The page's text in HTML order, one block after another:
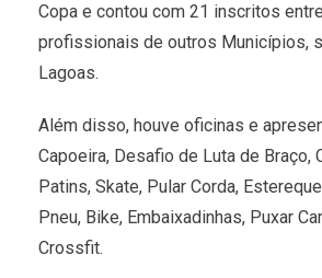
Copa e contou com 21 inscritos
profissionais de outros Municípios,
Lagoas.
Além disso, houve oficinas e
Capoeira, Desafio de Luta de Braço,
Patins, Skate, Pular Corda,
Pneu, Bike, Embaixadinhas, Puxar
Crossfit.